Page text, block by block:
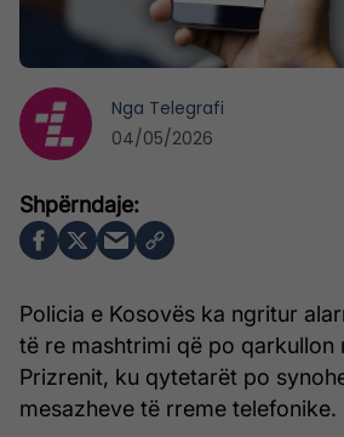
Policia e Kosovës ka ngritur
të re mashtrimi që po qarkullon
Prizrenit, ku qytetarët po
mesazheve të rreme telefonike.
Nga Telegrafi
04/05/2026